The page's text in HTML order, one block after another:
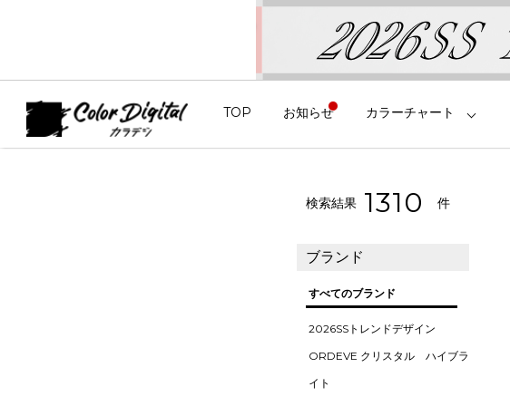
TOP お知らせ カラーチャート
検索結果 1370 件
ブランド
すべてのブランド
2026SSトレンドデザイン
ORDEVE クリスタル ハイブラ
イト